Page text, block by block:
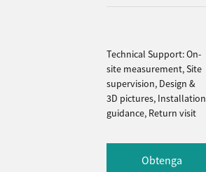
Technical Support: On-
site measurement, Site
supervision, Design &
3D pictures, Installation
guidance, Return visit
Obtenga